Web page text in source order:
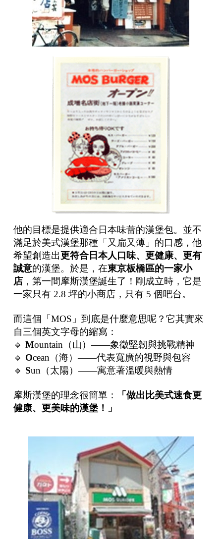
他的目標是提供適合日本味蕾的漢堡包。並不
滿足於美式漢堡那種「又扁又薄」的口感，他
希望創造出更符合日本人口味、更健康、更有
誠意的漢堡。於是，在東京板橋區的一家小
店，第一間摩斯漢堡誕生了！剛成立時，它是
一家只有 2.8 坪的小商店，只有 5 個吧台。
而這個「MOS」到底是什麼意思呢？它其實來
自三個英文字母的縮寫：
🔹 Mountain（山）——象徵堅韌與挑戰精神
🔹 Ocean（海）——代表寬廣的視野與包容
🔹 Sun（太陽）——寓意著溫暖與熱情
摩斯漢堡的理念很簡單：
「做出比美式速食更
健康、更美味的漢堡！」